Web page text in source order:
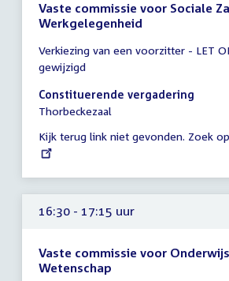
Vaste commissie voor Sociale
Werkgelegenheid
vergadering
16:30
-
16:45
Verkiezing van een voorzitter - LET
gewijzigd
Constituerende vergadering
Thorbeckezaal
Kijk terug link niet gevonden. Zoek
16:30 - 17:15 uur
Vaste commissie voor
Wetenschap